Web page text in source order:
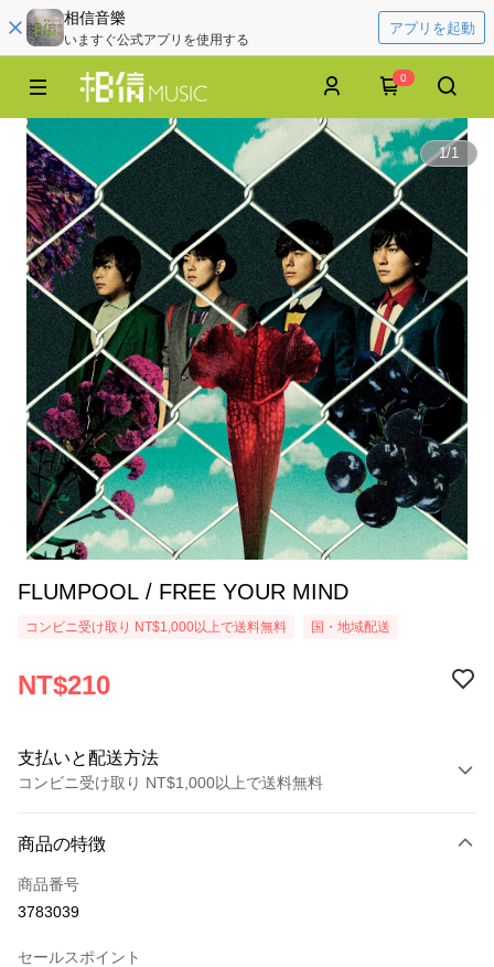
相信音樂
いますぐ公式アプリを使用する
アプリを起動
0
1/1
FLUMPOOL / FREE YOUR MIND
コンビニ受け取り NT$1,000以上で送料無料 国・地域配送
NT$210
支払いと配送方法
コンビニ受け取り NT$1,000以上で送料無料
クレジットカード1回払い
コンビニ店頭代金引換
商品の特徴
商品番号
3783039
セールスポイント